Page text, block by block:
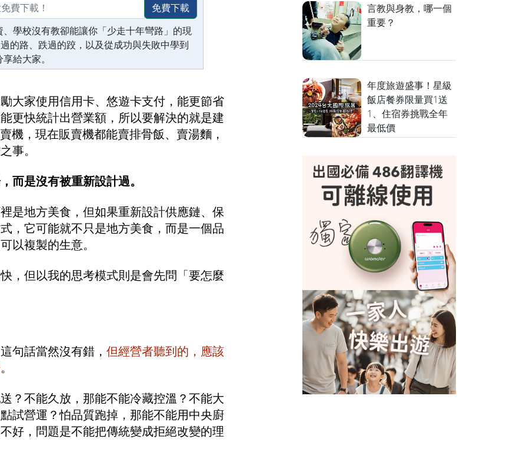
免費下載
學校沒有教卻能讓你「少走十年彎路」的現
的路、跌過的跤，以及從成功與失敗中學到
給大家。
大家使用信用卡、悠遊卡支付，能更節省
更快統計出營業額，所以要解決的就是建
機，現在販賣機都能賣排骨飯、賣湯麵，
事。
而是沒有被重新設計過。
是地方美食，但如果重新設計供應鏈、保
，它可能就不只是地方美食，而是一個品
以複製的生意。
，但以我的思考模式則是會先問 「要怎麼
句話當然沒有錯， 但經營者聽到的，應該
。
？不能久放，那能不能冷藏控溫？不能大
試營運？怕品質跑掉，那能不能用中央廚
好，問題是不能把傳統變成拒絕改變的理
言教與身教，哪一個
重要？
年度旅遊盛事！星級
飯店餐券限量買1送
1、住宿券挑戰全年
最低價